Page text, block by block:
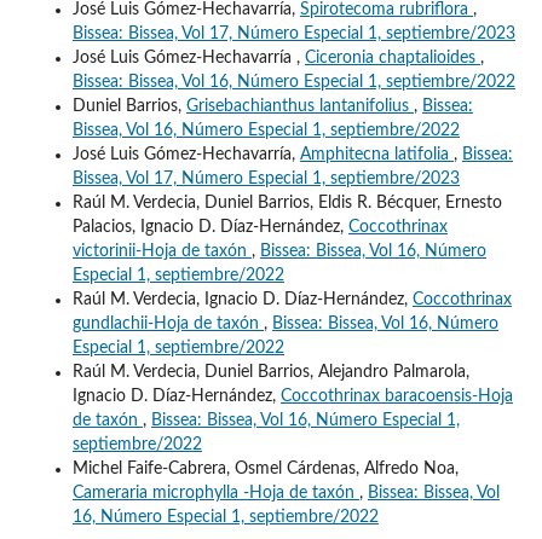
José Luis Gómez-Hechavarría, Spirotecoma rubriflora ,
Bissea: Bissea, Vol 17, Número Especial 1, septiembre/2023
José Luis Gómez-Hechavarría , Ciceronia chaptalioides ,
Bissea: Bissea, Vol 16, Número Especial 1, septiembre/2022
Duniel Barrios, Grisebachianthus lantanifolius , Bissea:
Bissea, Vol 16, Número Especial 1, septiembre/2022
José Luis Gómez-Hechavarría, Amphitecna latifolia , Bissea:
Bissea, Vol 17, Número Especial 1, septiembre/2023
Raúl M. Verdecia, Duniel Barrios, Eldis R. Bécquer, Ernesto
Palacios, Ignacio D. Díaz-Hernández, Coccothrinax
victorinii-Hoja de taxón , Bissea: Bissea, Vol 16, Número
Especial 1, septiembre/2022
Raúl M. Verdecia, Ignacio D. Díaz-Hernández, Coccothrinax
gundlachii-Hoja de taxón , Bissea: Bissea, Vol 16, Número
Especial 1, septiembre/2022
Raúl M. Verdecia, Duniel Barrios, Alejandro Palmarola,
Ignacio D. Díaz-Hernández, Coccothrinax baracoensis-Hoja
de taxón , Bissea: Bissea, Vol 16, Número Especial 1,
septiembre/2022
Michel Faife-Cabrera, Osmel Cárdenas, Alfredo Noa,
Cameraria microphylla -Hoja de taxón , Bissea: Bissea, Vol
16, Número Especial 1, septiembre/2022